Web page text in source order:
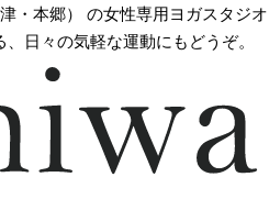
・本郷） の女性専用ヨガスタジオ
日々の気軽な運動にもどうぞ。